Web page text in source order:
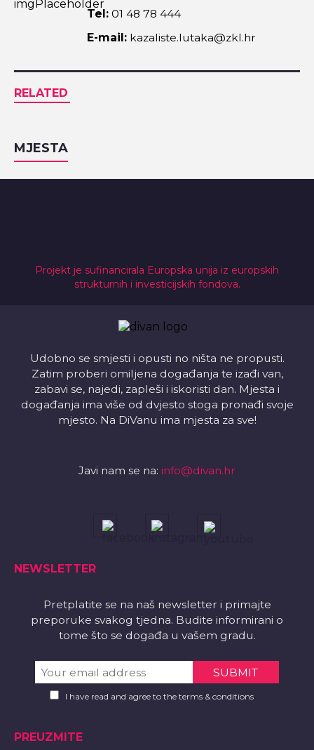
Tel: 01 48 78 444
E-mail: kazaliste.lutaka@zkl.hr
RELATED
MJESTA
Projekt je sufinancirala Europska unija iz europskih
strukturnih i investicijskih fondova.
Udobno se smjesti i opusti no ništa ne propusti.
Zatim proberi omiljena događanja te izađi van,
zabavi se, najedi, zapleši i iskoristi dan. Mjesta i
događanja ima više od dvjesto stoga pronađi svoje
mjesto. Na DiVanu ima mjesta za sve!
Javi nam se na: info@divan.hr
NEWSLETTER
Pretplatite se na naš newsletter i primajte
preporuke svakog tjedna. Budite informirani o
tome što se događa u vašem gradu.
I have read and agree to the terms & conditions
PREUZMITE